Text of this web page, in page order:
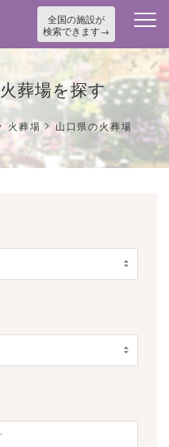
全国の施設が
検索できます
葬場を探す
火葬場>山口県の火葬場